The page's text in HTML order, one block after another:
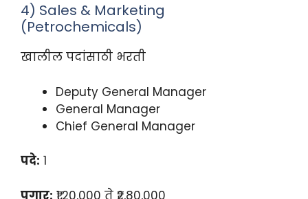
4) Sales & Marketing
(Petrochemicals)
खालील पदांसाठी भरती
Deputy General Manager
General Manager
Chief General Manager
पदे: 1
पगार: ₹1,20,000 ते ₹2,80,000